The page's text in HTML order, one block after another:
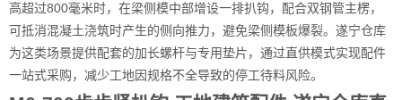
高超过800毫米时，在梁侧模中部增设一排扒钩，配合双钢管主楞，
可抵消混凝土浇筑时产生的侧向推力，避免梁侧模板爆裂。遂宁仓库
为这类场景提供配套的加长螺杆与专用垫片，通过直供模式实现配件
一站式采购，减少工地因规格不全导致的停工待料风险。